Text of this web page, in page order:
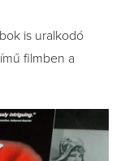
is uralkodó
filmben a